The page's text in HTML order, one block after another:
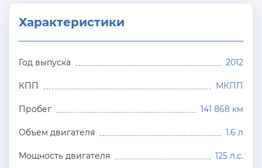
Характеристики
Год выпуска 2012
КПП МКПП
Пробег 141 868 км
Объем двигателя 1.6 л
Мощность двигателя 125 л.с.